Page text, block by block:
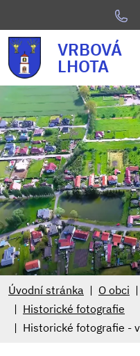
VRBOVÁ
LHOTA
Úvodní stránka O obci
Historické fotografie
Historické fotografie -